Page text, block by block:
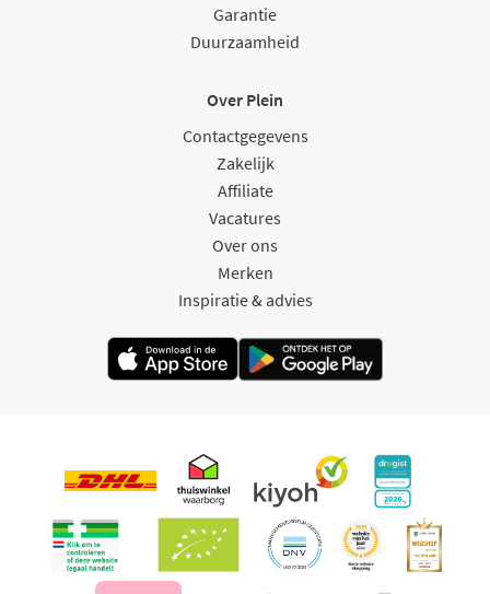
Garantie
Duurzaamheid
Over Plein
Contactgegevens
Zakelijk
Affiliate
Vacatures
Over ons
Merken
Inspiratie & advies